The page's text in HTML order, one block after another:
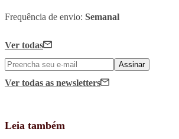
Frequência de envio: Semanal
Ver todas
Assinar
Ver todas as newsletters
Leia também